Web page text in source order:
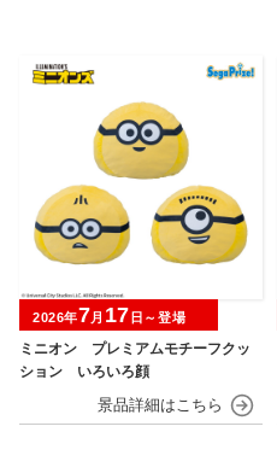
ミニオン プレミアムモチーフクッ
ション いろいろ顔
2026年7月 17 日～登場